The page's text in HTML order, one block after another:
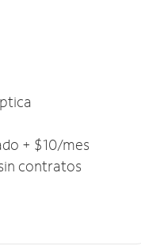
+ $10/mes
contratos